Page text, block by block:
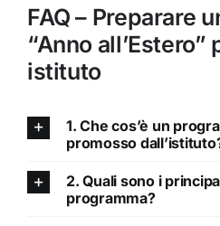
FAQ – Preparare
“Anno all’Estero”
istituto
1. Che cos’è un
promosso
2. Quali sono i
programma?